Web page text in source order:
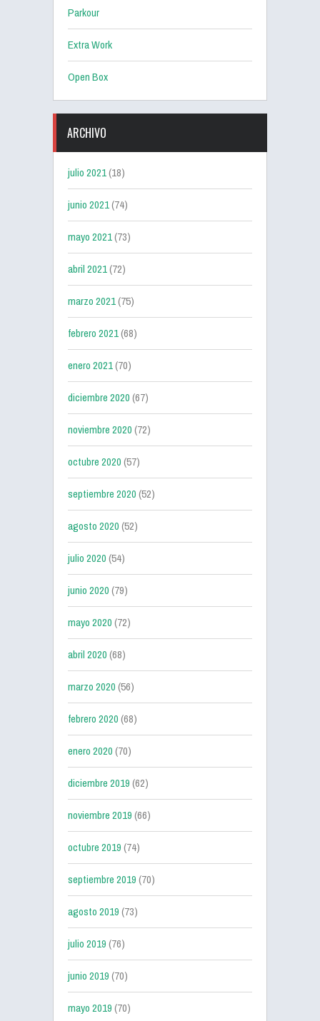
Parkour
Extra Work
Open Box
ARCHIVO
julio 2021(18)
junio 2021(74)
mayo 2021(73)
abril 2021(72)
marzo 2021(75)
febrero 2021(68)
enero 2021(70)
diciembre 2020(67)
noviembre 2020(72)
octubre 2020(57)
septiembre 2020(52)
agosto 2020(52)
julio 2020(54)
junio 2020(79)
mayo 2020(72)
abril 2020(68)
marzo 2020(56)
febrero 2020(68)
enero 2020(70)
diciembre 2019(62)
noviembre 2019(66)
octubre 2019(74)
septiembre 2019(70)
agosto 2019(73)
julio 2019(76)
junio 2019(70)
mayo 2019(70)